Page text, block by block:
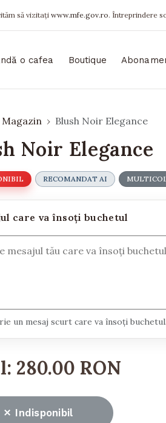
să vizitați www.mfe.gov.ro. Întreprindere
o cafea Boutique
Magazin Blush Noir Elegance
Noir Elegance
RECOMANDAT AI
care va însoți buchetul
un mesaj scurt care va însoți buchetul.
280.00 RON
Indisponibil